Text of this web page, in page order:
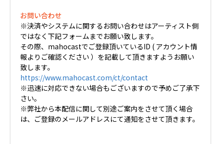
お問い合わせ
※決済やシステムに関するお問い合わせはアーティスト側
ではなく下記フォームまでお願い致します。
その際、mahocastでご登録頂いているID ( アカウント情
報よりご確認ください ）を記載して頂きますようお願い
致します。
https://www.mahocast.com/ct/contact
※迅速に対応できない場合もございますので予めご了承下
さい。
※弊社から本配信に関して別途ご案内をさせて頂く場合
は、ご登録のメールアドレスにて通知をさせて頂きます。